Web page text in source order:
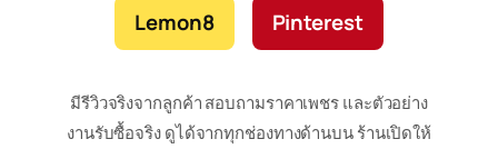
Lemon8 Pinterest
มีรีวิวจริงจากลูกค้า สอบถามราคาเพชร และตัวอย่าง
งานรับซื้อจริง ดูได้จากทุกช่องทางด้านบน ร้านเปิดให้